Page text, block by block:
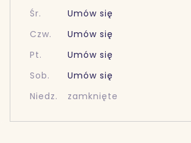
Śr.
Umów się
Czw.
Umów się
Pt.
Umów się
Sob.
Umów się
Niedz.
zamknięte